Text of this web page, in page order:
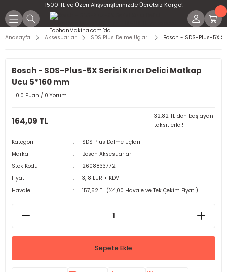
1500 TL ve Üzeri Alışverişlerinizde Ücretsiz Kargo!
Anasayfa Aksesuarlar SDS Plus Delme Uçları Bosch - SDS-Plus-5X
Bosch - SDS-Plus-5X Serisi Kırıcı Delici Matkap
Ucu 5*160 mm
0.0 Puan / 0 Yorum
164,09 TL
32,82 TL den başlayan
taksitlerle!!
Kategori
SDS Plus Delme Uçları
Marka
Bosch Aksesuarlar
Stok Kodu
2608833772
Fiyat
3,18 EUR + KDV
Havale
157,52 TL (%4,00 Havale ve Tek Çekim Fiyatı)
Sepete Ekle